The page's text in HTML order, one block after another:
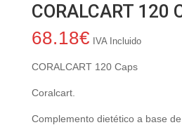
CORALCART 120
68.18€ IVA Incluido
CORALCART 120 Caps
Coralcart.
Complemento dietético a base